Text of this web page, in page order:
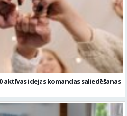
aktīvas idejas komandas saliedēšanas